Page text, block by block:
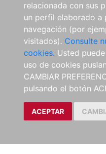
relacionada con sus
un perfil elaborado a
navegación (por
visitados). Consulte
cookies. Usted
uso de cookies
CAMBIAR
pulsando el botón
ACEPTAR